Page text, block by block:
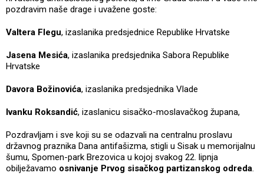
pozdravim naše drage i uvažene goste:
Valtera Flegu, izaslanika predsjednice Republike Hrvatske
Jasena Mesića, izaslanika predsjednika Sabora Republike
Hrvatske
Davora Božinovića, izaslanika predsjednika Vlade
Ivanku Roksandić, izaslanicu sisačko-moslavačkog župana,
Pozdravljam i sve koji su se odazvali na centralnu proslavu
državnog praznika Dana antifašizma, stigli u Sisak u memorijalnu
šumu, Spomen-park Brezovica u kojoj svakog 22. lipnja
obilježavamo osnivanje Prvog sisačkog partizanskog odreda.